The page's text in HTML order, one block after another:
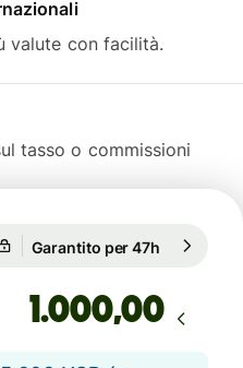
valute con facilità.
tasso o commissioni
1 EUR = 1,1559 USD
,00